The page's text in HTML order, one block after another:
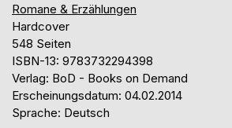
Romane & Erzählungen
Hardcover
548 Seiten
ISBN-13: 9783732294398
Verlag: BoD - Books on Demand
Erscheinungsdatum: 04.02.2014
Sprache: Deutsch